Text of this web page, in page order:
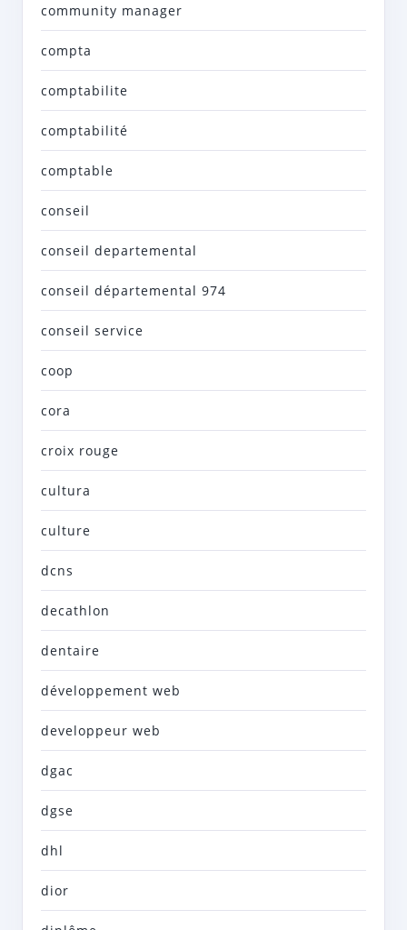
community manager
compta
comptabilite
comptabilité
comptable
conseil
conseil departemental
conseil départemental 974
conseil service
coop
cora
croix rouge
cultura
culture
dcns
decathlon
dentaire
développement web
developpeur web
dgac
dgse
dhl
dior